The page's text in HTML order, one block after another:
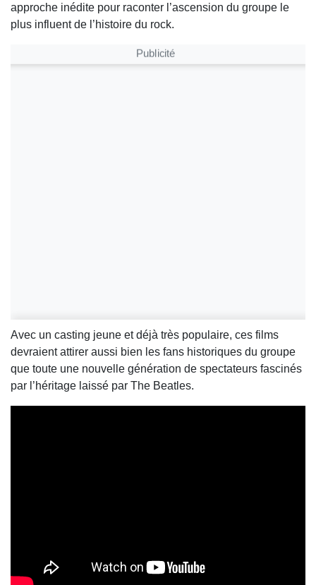
approche inédite pour raconter l’ascension du groupe le
plus influent de l’histoire du rock.
Publicité
Avec un casting jeune et déjà très populaire, ces films
devraient attirer aussi bien les fans historiques du groupe
que toute une nouvelle génération de spectateurs fascinés
par l’héritage laissé par The Beatles.